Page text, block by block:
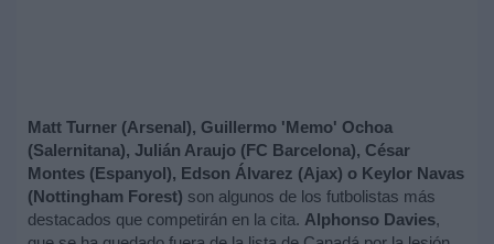
Matt Turner (Arsenal), Guillermo 'Memo' Ochoa
(Salernitana), Julián Araujo (FC Barcelona), César
Montes (Espanyol), Edson Álvarez (Ajax) o Keylor Navas
(Nottingham Forest) son algunos de los futbolistas más
destacados que competirán en la cita. Alphonso Davies,